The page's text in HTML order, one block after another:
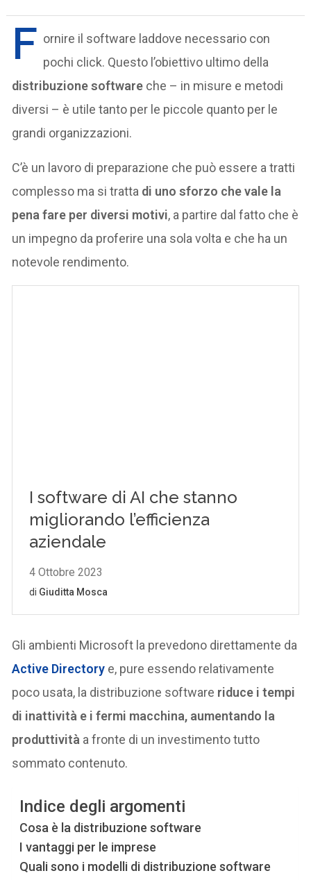
F ornire il software laddove necessario con
pochi click. Questo l’obiettivo ultimo della
distribuzione software che – in misure e metodi
diversi – è utile tanto per le piccole quanto per le
grandi organizzazioni.
C’è un lavoro di preparazione che può essere a tratti
complesso ma si tratta di uno sforzo che vale la
pena fare per diversi motivi, a partire dal fatto che è
un impegno da proferire una sola volta e che ha un
notevole rendimento.
Gli ambienti Microsoft la prevedono direttamente da
Active Directory e, pure essendo relativamente
poco usata, la distribuzione software riduce i tempi
di inattività e i fermi macchina, aumentando la
produttività a fronte di un investimento tutto
sommato contenuto.
Indice degli argomenti
Cosa è la distribuzione software
I vantaggi per le imprese
Quali sono i modelli di distribuzione software